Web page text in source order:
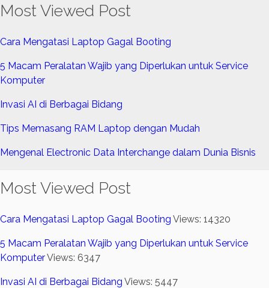
Most Viewed Post
Cara Mengatasi Laptop Gagal Booting
5 Macam Peralatan Wajib yang Diperlukan untuk Service
Komputer
Invasi AI di Berbagai Bidang
Tips Memasang RAM Laptop dengan Mudah
Mengenal Electronic Data Interchange dalam Dunia Bisnis
Most Viewed Post
Cara Mengatasi Laptop Gagal Booting Views: 14320
5 Macam Peralatan Wajib yang Diperlukan untuk Service
KomputerViews: 6347
Invasi AI di Berbagai Bidang Views: 5447